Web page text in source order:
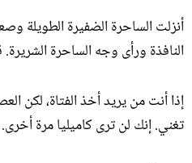
أنزلت الساحرة الضفيرة الطويلة
النافذة ورأى وجه الساحرة
إذا أنت من يريد أخذ الفتاة، لكن
تغني. إنك لن ترى كاميليا مرة أخرى.